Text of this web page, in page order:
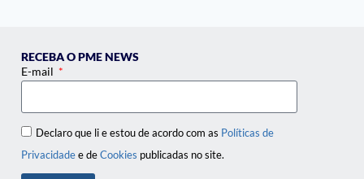
RECEBA O PME NEWS
E-mail
Declaro que li e estou de acordo com as Políticas de
Privacidadee deCookies publicadas no site.